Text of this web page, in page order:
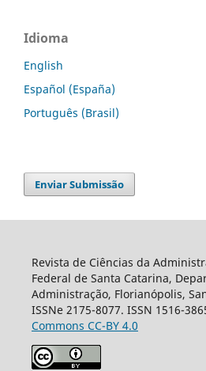
Idioma
English
Español (España)
Português (Brasil)
Enviar Submissão
Revista de Ciências da
Federal de Santa Catarina,
Administração, Florianópolis,
ISSNe 2175-8077. ISSN 1516-
Commons CC-BY 4.0